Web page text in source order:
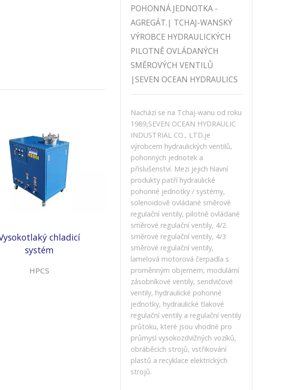
chladicí
systém
HPCS
POHONNÁ JEDNOTKA -
AGREGÁT.| TCHAJ-WANSKÝ
VÝROBCE HYDRAULICKÝCH
PILOTNĚ OVLÁDANÝCH
SMĚROVÝCH VENTILŮ
|SEVEN OCEAN HYDRAULICS
Nachází se na Tchaj-wanu od roku
1989,SEVEN OCEAN HYDRAULIC
INDUSTRIAL CO., LTD.je
výrobcem hydraulických ventilů,
pohonných jednotek a
příslušenství. Mezi jejich hlavní
produkty patří hydraulické
pohonné jednotky / systémy,
solenoidově ovládané směrové
regulační ventily, pilotně ovládané
směrové regulační ventily, 4/2
směrové regulační ventily, 4/3
směrové regulační ventily,
lamelová motorová čerpadla s
proměnným objemem, modulární
zásobníkové ventily, sendvičové
ventily, hydraulické pohonné
jednotky, hydraulické tlakové
regulační ventily a regulační ventily
průtoku, které jsou vhodné pro
průmysl vysokozdvižných vozíků,
obráběcích strojů, vstřikování
plastů a recyklace elektrických
strojů.